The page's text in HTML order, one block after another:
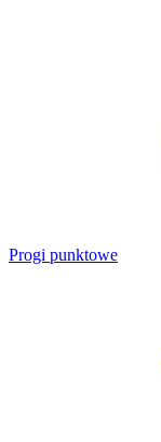
Progi punktowe